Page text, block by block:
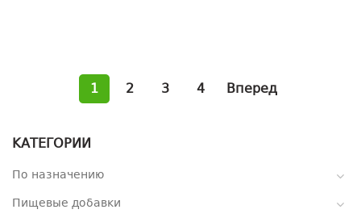
КАТЕГОРИИ
По назначению
Пищевые добавки
1 2 3 4 Вперед